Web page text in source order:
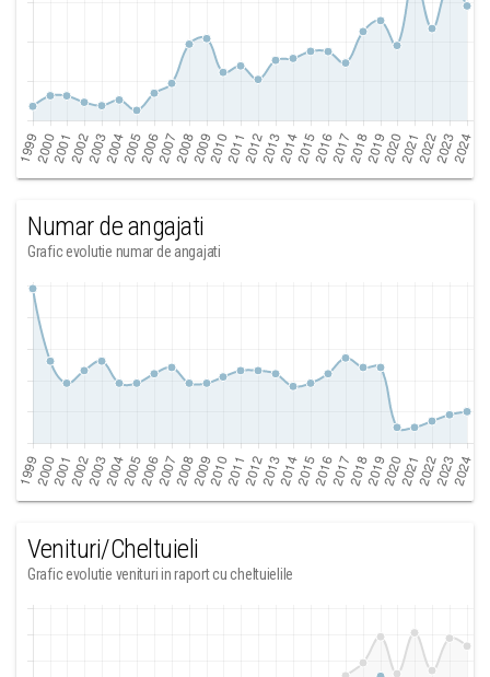
Numar de angajati
Grafic evolutie numar de angajati
Venituri/Cheltuieli
Grafic evolutie venituri in raport cu cheltuielile